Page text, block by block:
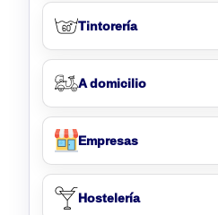
Tintorería
A domicilio
Empresas
Hostelería